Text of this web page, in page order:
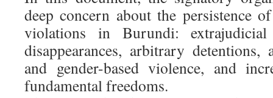
deep concern about the persistence
violations in Burundi: extrajudicial
disappearances, arbitrary
and gender-based violence, and
fundamental freedoms.